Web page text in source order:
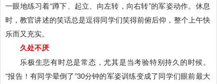
一眼地练习着“蹲下、起立、向左转，向右转”的军姿动作。休息
时，教官讲述的笑话总是逗得同学们笑得前俯后仰，整个上午快
乐而又充实。
久处不厌
乐极生悲有时总是常态，尤其是当考验特别持久的时候。
“报告！有同学晕倒了”30分钟的军姿训练变成了同学们眼前最大